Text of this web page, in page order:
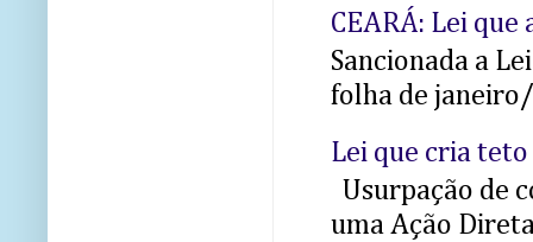
CEARÁ: Lei
Sancionada a
folha de
Lei que cria
Usurpação de
uma Ação